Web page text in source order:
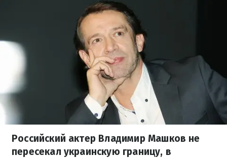
Российский актер Владимир Машков не
пересекал украинскую границу, в